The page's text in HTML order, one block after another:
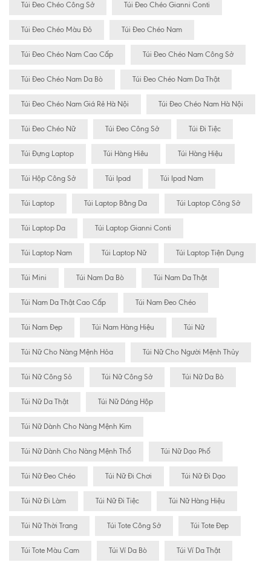
Túi Đeo Chéo Công Sở Túi Đeo Chéo Gianni Conti
Túi Đeo Chéo Màu Đỏ Túi Đeo Chéo Nam
Túi Đeo Chéo Nam Cao Cấp Túi Đeo Chéo Nam Công Sở
Túi Đeo Chéo Nam Da Bò Túi Đeo Chéo Nam Da Thật
Túi Đeo Chéo Nam Giá Rẻ Hà Nội Túi Đeo Chéo Nam Hà Nội
Túi Đeo Chéo Nữ Túi Đeo Công Sở Túi Đi Tiệc
Túi Đựng Laptop Túi Hàng Hiêu Túi Hàng Hiệu
Túi Hộp Công Sở Túi Ipad Túi Ipad Nam
Túi Laptop Túi Laptop Bằng Da Túi Laptop Công Sở
Túi Laptop Da Túi Laptop Gianni Conti
Túi Laptop Nam Túi Laptop Nữ Túi Laptop Tiện Dụng
Túi Mini Túi Nam Da Bò Túi Nam Da Thật
Túi Nam Da Thật Cao Cấp Túi Nam Đeo Chéo
Túi Nam Đẹp Túi Nam Hàng Hiệu Túi Nữ
Túi Nữ Cho Nàng Mệnh Hỏa Túi Nữ Cho Người Mệnh Thủy
Túi Nữ Công Sỏ Túi Nữ Công Sở Túi Nữ Da Bò
Túi Nữ Da Thật Túi Nữ Dáng Hộp
Túi Nữ Dành Cho Nàng Mệnh Kim
Túi Nữ Dành Cho Nàng Mệnh Thổ Túi Nữ Dạo Phố
Túi Nữ Đeo Chéo Túi Nữ Đi Chơi Túi Nữ Đi Dạo
Túi Nữ Đi Làm Túi Nữ Đi Tiệc Túi Nữ Hàng Hiệu
Túi Nữ Thời Trang Túi Tote Công Sở Túi Tote Đẹp
Túi Tote Màu Cam Túi Ví Da Bò Túi Ví Da Thật